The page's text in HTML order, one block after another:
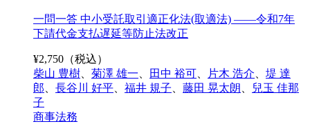
一問一答 中小受託取引適正化法(取適法) ――令和7年
下請代金支払遅延等防止法改正
¥2,750 （税込）
柴山 豊樹
菊澤 雄一 田中 裕可 片木 浩介
堤 達
郎
長谷川 好平 福井 規子 藤田 晃太朗
兒玉 佳那
子
商事法務